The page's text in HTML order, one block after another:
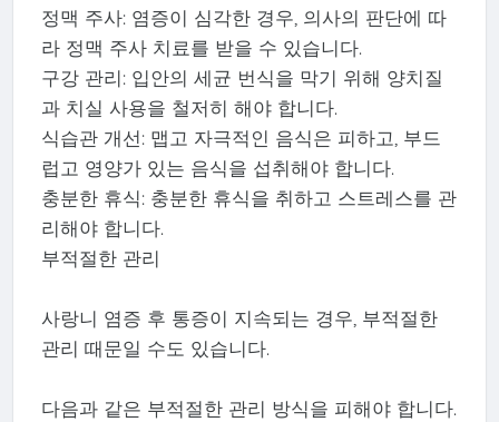
정맥 주사: 염증이 심각한 경우, 의사의 판단에 따
라 정맥 주사 치료를 받을 수 있습니다.
구강 관리: 입안의 세균 번식을 막기 위해 양치질
과 치실 사용을 철저히 해야 합니다.
식습관 개선: 맵고 자극적인 음식은 피하고, 부드
럽고 영양가 있는 음식을 섭취해야 합니다.
충분한 휴식: 충분한 휴식을 취하고 스트레스를 관
리해야 합니다.
부적절한 관리
사랑니 염증 후 통증이 지속되는 경우, 부적절한
관리 때문일 수도 있습니다.
다음과 같은 부적절한 관리 방식을 피해야 합니다.